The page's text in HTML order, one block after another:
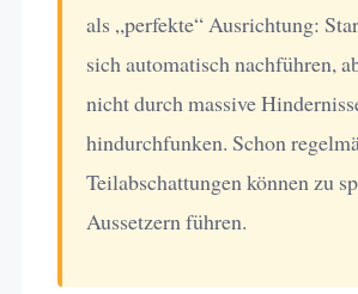
als „perfekte“ Ausrichtung:
sich automatisch nachführen,
nicht durch massive
hindurchfunken. Schon
Teilabschattungen können zu
Aussetzern führen.